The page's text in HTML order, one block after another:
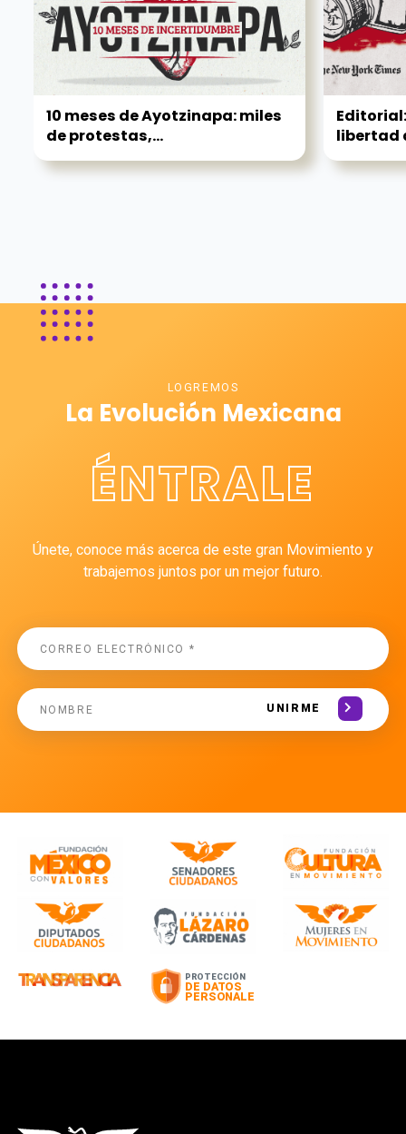
10 meses de Ayotzinapa: miles
de protestas,...
libertad
LOGREMOS
La Evolución Mexicana
ÉNTRALE
Únete, conoce más acerca de este gran Movimiento y
trabajemos juntos por un mejor futuro.
UNIRME